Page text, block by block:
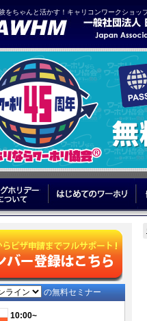
をちゃんと活かす！キャリコンワークショッ
ワーキングホリデー制度について
は
の無料セミナー
10:00~